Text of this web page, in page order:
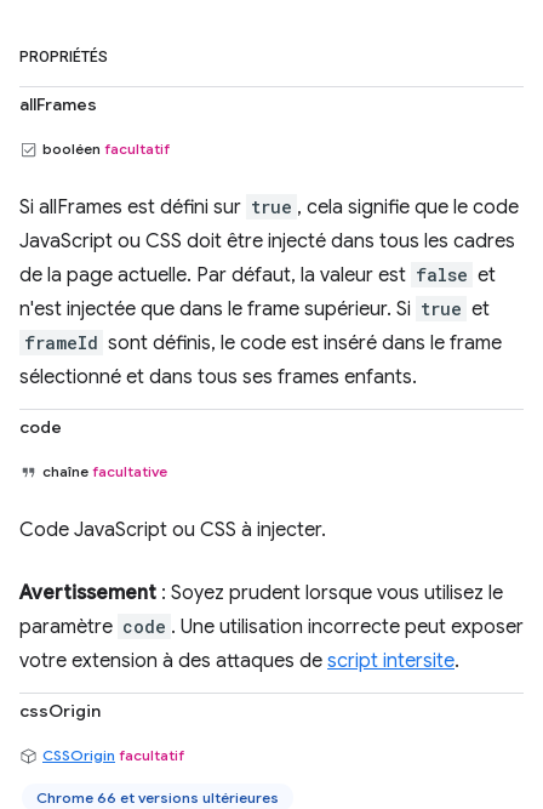
PROPRIÉTÉS
allFrames
booléen facultatif
Si allFrames est défini sur true , cela signifie que le code
JavaScript ou CSS doit être injecté dans tous les cadres
de la page actuelle. Par défaut, la valeur est false et
n'est injectée que dans le frame supérieur. Si true et
frameId sont définis, le code est inséré dans le frame
sélectionné et dans tous ses frames enfants.
code
chaîne facultative
Code JavaScript ou CSS à injecter.
Avertissement : Soyez prudent lorsque vous utilisez le
paramètre code . Une utilisation incorrecte peut exposer
votre extension à des attaques de script intersite.
cssOrigin
CSSOrigin facultatif
Chrome 66 et versions ultérieures